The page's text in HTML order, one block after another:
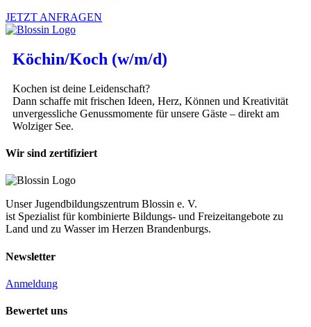
JETZT ANFRAGEN
Köchin/Koch (w/m/d)
Kochen ist deine Leidenschaft?
Dann schaffe mit frischen Ideen, Herz, Können und Kreativität
unvergessliche Genussmomente für unsere Gäste – direkt am
Wolziger See.
Wir sind zertifiziert
Unser Jugendbildungszentrum Blossin e. V.
ist Spezialist für kombinierte Bildungs- und Freizeitangebote zu
Land und zu Wasser im Herzen Brandenburgs.
Newsletter
Anmeldung
Bewertet uns